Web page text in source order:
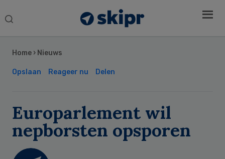
Search
Home › Nieuws
Opslaan Reageer nu Delen
Europarlement wil
nepborsten opsporen
Sidebar